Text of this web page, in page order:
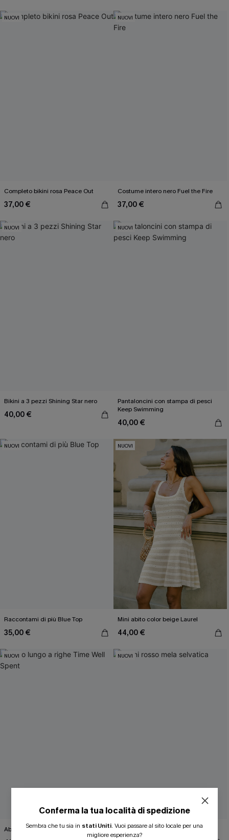
NUOVI
Completo bikini rosa Peace Out
37,00 €
NUOVI
Costume intero nero Fuel the Fire
37,00 €
NUOVI
Bikini a 3 pezzi Shining Star nero
40,00 €
NUOVI
Pantaloncini con stampa di pesci
Keep Swimming
40,00 €
NUOVI
Raccontami di più Blue Top
35,00 €
NUOVI
Mini abito color beige Laurel
44,00 €
NUOVI
Abito lungo a righe Time Well Spent
NUOVI
Bikini rosso mela selvatica
Conferma la tua località di spedizione
Sembra che tu sia in stati Uniti. Vuoi passare al sito locale per una
migliore esperienza?
ISCRIVITI PER OTTENERE